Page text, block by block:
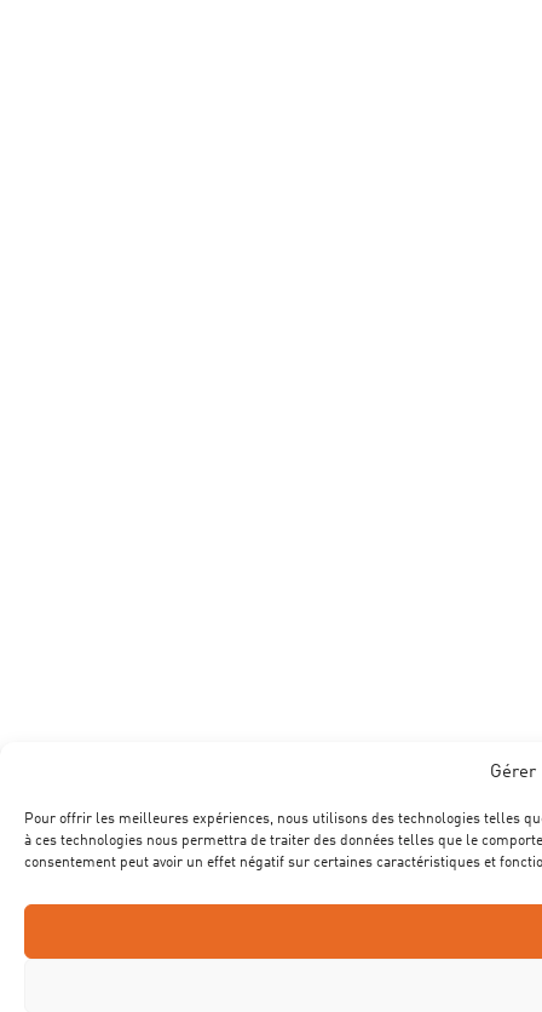
Gérer
Pour offrir les meilleures expériences, nous utilisons des technologies telles
à ces technologies nous permettra de traiter des données telles que le
consentement peut avoir un effet négatif sur certaines caractéristiques et